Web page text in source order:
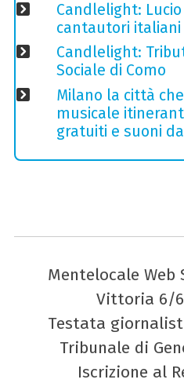
Candlelight:
cantautori italiani
Candlelight:
Sociale di Como
Milano la città
musicale
gratuiti e suoni
Mentelocale Web
Vittoria 6/6
Testata
Tribunale di
Iscrizione al